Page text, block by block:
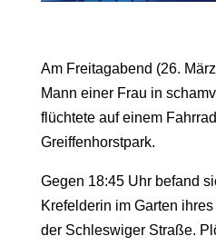
Am Freitagabend (26.
Mann einer Frau in
flüchtete auf einem
Greiffenhorstpark.
Gegen 18:45 Uhr befand
Krefelderin im Garten
der Schleswiger Straße.